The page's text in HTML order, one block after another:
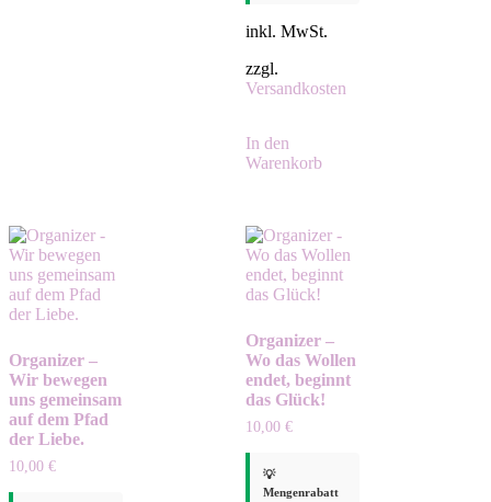
inkl. MwSt.
zzgl.
Versandkosten
In den
Warenkorb
Organizer –
Wir bewegen
uns gemeinsam
auf dem Pfad
der Liebe.
10,00 €
Organizer –
Wo das Wollen
endet, beginnt
das Glück!
10,00 €
💡
Mengenrabatt